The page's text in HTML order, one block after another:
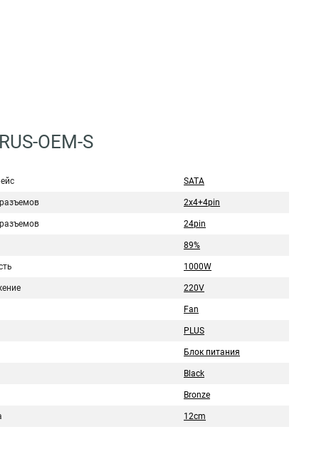
OEM-S
SATA
2x4+4pin
24pin
89%
1000W
220V
Fan
PLUS
Блок питания
Black
Bronze
12cm